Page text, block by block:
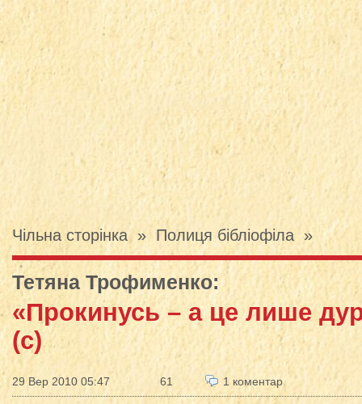
Чільна сторінка» Полиця бібліофіла »
Тетяна Трофименко:
«Прокинусь – а це лише
(с)
29 Вер 2010 05:47 61 1 коментар